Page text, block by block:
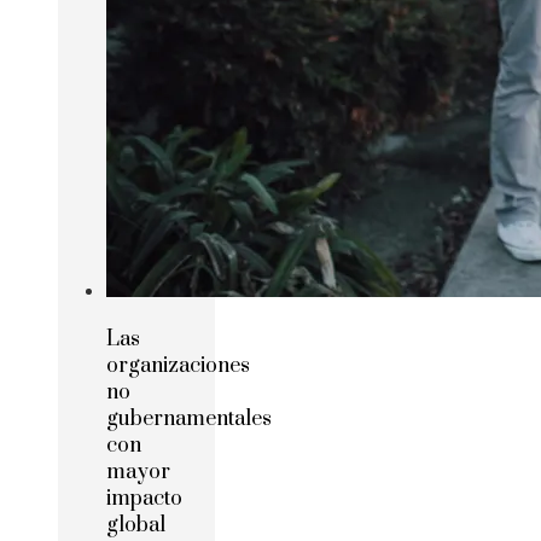
Las
organizaciones
no
gubernamentales
con
mayor
impacto
global